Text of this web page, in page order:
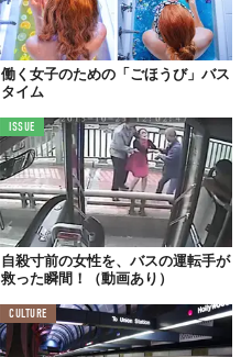
働く女子のための「ごほうび」バス
タイム
ISSUE
自殺寸前の女性を、バスの運転手が
救った瞬間！（動画あり）
CULTURE